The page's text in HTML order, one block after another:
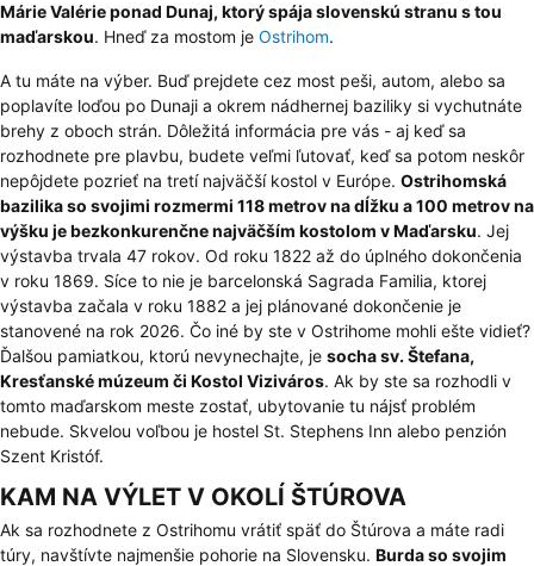
Márie Valérie ponad Dunaj, ktorý spája slovenskú stranu s tou
maďarskou. Hneď za mostom je Ostrihom.
A tu máte na výber. Buď prejdete cez most peši, autom, alebo sa
poplavíte loďou po Dunaji a okrem nádhernej baziliky si vychutnáte
brehy z oboch strán. Dôležitá informácia pre vás - aj keď sa
rozhodnete pre plavbu, budete veľmi ľutovať, keď sa potom neskôr
nepôjdete pozrieť na tretí najväčší kostol v Európe. Ostrihomská
bazilikaso svojimi rozmermi 118 metrov na dĺžku a 100 metrov na
výšku je bezkonkurenčne najväčším kostolom v Maďarsku. Jej
výstavba trvala 47 rokov. Od roku 1822 až do úplného dokončenia
v roku 1869. Síce to nie je barcelonská Sagrada Familia, ktorej
výstavba začala v roku 1882 a jej plánované dokončenie je
stanovené na rok 2026. Čo iné by ste v Ostrihome mohli ešte vidieť?
Ďalšou pamiatkou, ktorú nevynechajte, je socha sv. Štefana,
Kresťanské múzeum či Kostol Viziváros. Ak by ste sa rozhodli v
tomto maďarskom meste zostať, ubytovanie tu nájsť problém
nebude. Skvelou voľbou je hostel St. Stephens Inn alebo penzión
Szent Kristóf.
KAM NA VÝLET V OKOLÍ ŠTÚROVA
Ak sa rozhodnete z Ostrihomu vrátiť späť do Štúrova a máte radi
túry, navštívte najmenšie pohorie na Slovensku. Burda so svojim